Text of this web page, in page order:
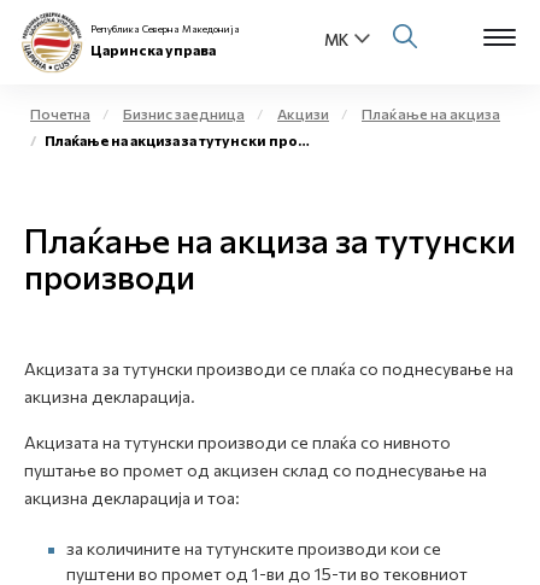
Физички лица
Бизнис заедница
Контакт
Република Северна Македонија
Царинска управа
Почетна Бизнис заедница Акцизи
Плаќање на акциза
Плаќање на акциза за тутунски производи
Плаќање на акциза за тутунски
производи
Акцизата за тутунски производи се плаќа со поднесување на
акцизна декларација.
Акцизата на тутунски производи се плаќа со нивното
пуштање во промет од акцизен склад со поднесување на
акцизна декларација и тоа:
за количините на тутунските производи кои се
пуштени во промет од 1-ви до 15-ти во тековниот